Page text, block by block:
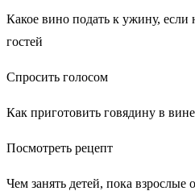
Какое вино подать к ужину, если
гостей
Спросить голосом
Как приготовить говядину в
Посмотреть рецепт
Чем занять детей, пока взрослые